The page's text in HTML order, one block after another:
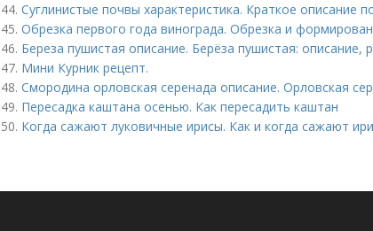
44. Суглинистые почвы характеристика. Краткое описание
45. Обрезка первого года винограда. Обрезка и
46. Береза пушистая описание. Берёза пушистая: описание,
47. Мини Курник рецепт.
48. Смородина орловская серенада описание. Орловская
49. Пересадка каштана осенью. Как пересадить каштан
50. Когда сажают луковичные ирисы. Как и когда сажают